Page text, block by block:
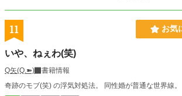
11 お気
いや、ねぇわ(笑)
Q矢(Q.➽)
書籍情報
奇跡のモブ(笑) の浮気対処法。 同性婚が普通な世界線。